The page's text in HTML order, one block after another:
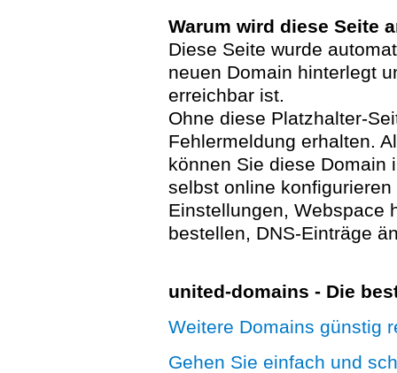
Warum wird diese Seite
Diese Seite wurde
neuen Domain hinterlegt
erreichbar ist.
Ohne diese Platzhalter-
Fehlermeldung erhalten.
können Sie diese Domain
selbst online
Einstellungen, Webspace
bestellen, DNS-Einträge
united-domains - Die
Weitere Domains günstig
Gehen Sie einfach und